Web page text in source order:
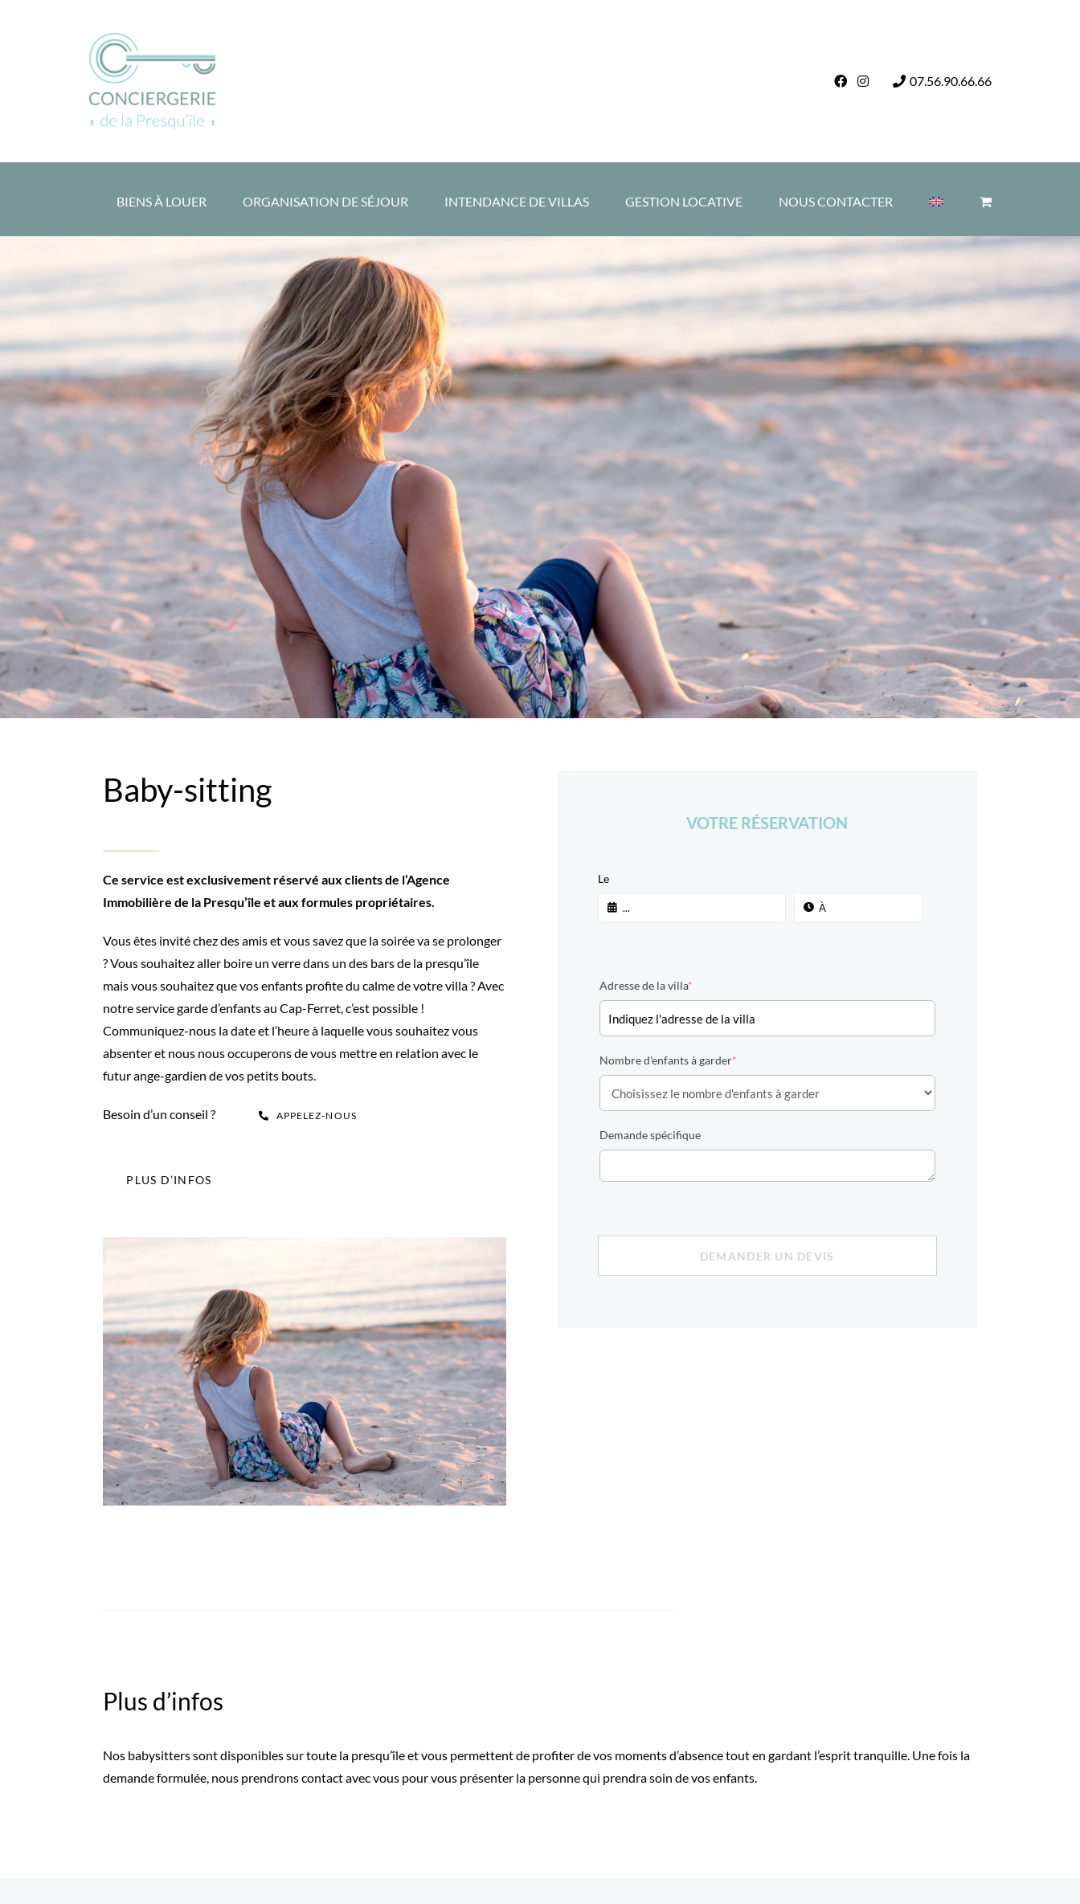
07.56.90.66.66
BIENS À LOUER ORGANISATION DE SÉJOUR INTENDANCE DE VILLAS GESTION LOCATIVE NOUS CONTACTER
Baby-sitting
Ce service est exclusivement réservé aux clients de l’Agence
Immobilière de la Presqu’île et auxformules propriétaires.
Vous êtes invité chez des amis et vous savez que la soirée va se prolonger
? Vous souhaitez aller boire un verre dans un des bars de la presqu’île
mais vous souhaitez que vos enfants profite du calme de votre villa ? Avec
notre service garde d’enfants au Cap-Ferret, c’est possible !
Communiquez-nous la date et l’heure à laquelle vous souhaitez vous
absenter et nous nous occuperons de vous mettre en relation avec le
futur ange-gardien de vos petits bouts.
Besoin d’un conseil ? APPELEZ-NOUS
PLUS D’INFOS
VOTRE RÉSERVATION
Le
Adresse de la villa*
Nombre d'enfants à garder*
Demande spécifique
DEMANDER UN DEVIS
Plus d’infos
Nos babysitters sont disponibles sur toute la presqu’île et vous permettent de profiter de vos moments d’absence tout en gardant l’esprit tranquille. Une fois la
demande formulée, nous prendrons contact avec vous pour vous présenter la personne qui prendra soin de vos enfants.